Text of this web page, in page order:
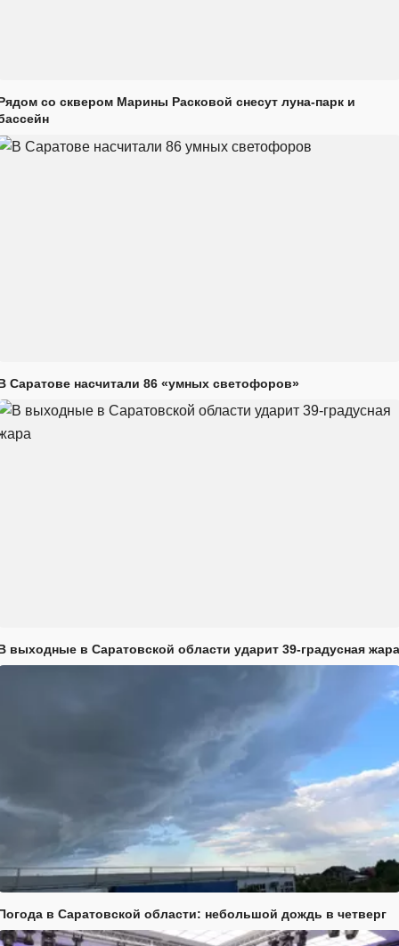
со сквером Марины Расковой снесут луна-парк и
Саратове насчитали 86 «умных светофоров»
выходные в Саратовской области ударит 39-градусная жара
в Саратовской области: небольшой дождь в четверг